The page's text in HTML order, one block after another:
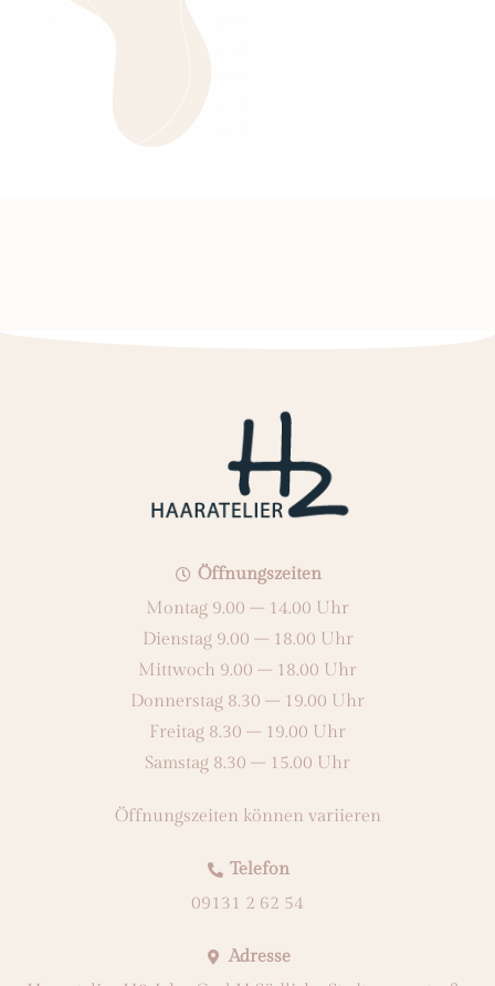
Öffnungszeiten
Montag 9.00 – 14.00 Uhr
Dienstag 9.00 – 18.00 Uhr
Mittwoch 9.00 – 18.00 Uhr
Donnerstag 8.30 – 19.00 Uhr
Freitag 8.30 – 19.00 Uhr
Samstag 8.30 – 15.00 Uhr
Öffnungszeiten können variieren
Telefon
09131 2 62 54
Adresse